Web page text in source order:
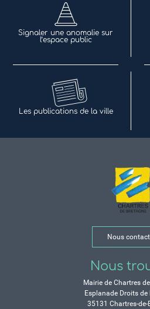
Signaler une anomalie sur
l’espace public
Les publications de la ville
Nous
Nous
Mairie de Chartres
Esplanade Droits de
35131 Chartres-de-